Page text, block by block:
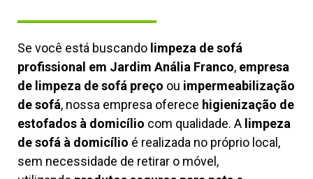
Se você está buscando limpeza de sofá
profissional em Jardim Anália Franco, empresa
de limpeza de sofá preço ou impermeabilização
de sofá, nossa empresa oferece higienização de
estofados à domicílio com qualidade. A limpeza
de sofá à domicílio é realizada no próprio local,
sem necessidade de retirar o móvel,